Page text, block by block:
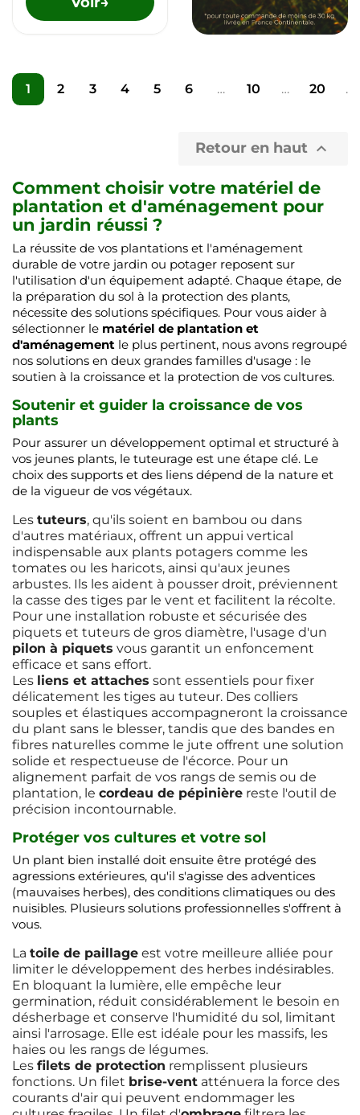
1 2 3 4 5 6 … 10 … 20 …
Retour en haut 
Comment choisir votre matériel de
plantation et d'aménagement pour
un jardin réussi ?
La réussite de vos plantations et l'aménagement
durable de votre jardin ou potager reposent sur
l'utilisation d'un équipement adapté. Chaque étape, de
la préparation du sol à la protection des plants,
nécessite des solutions spécifiques. Pour vous aider à
sélectionner le matériel de plantation et
d'aménagement le plus pertinent, nous avons regroupé
nos solutions en deux grandes familles d'usage : le
soutien à la croissance et la protection de vos cultures.
Soutenir et guider la croissance de vos
plants
Pour assurer un développement optimal et structuré à
vos jeunes plants, le tuteurage est une étape clé. Le
choix des supports et des liens dépend de la nature et
de la vigueur de vos végétaux.
Les tuteurs, qu'ils soient en bambou ou dans
d'autres matériaux, offrent un appui vertical
indispensable aux plants potagers comme les
tomates ou les haricots, ainsi qu'aux jeunes
arbustes. Ils les aident à pousser droit, préviennent
la casse des tiges par le vent et facilitent la récolte.
Pour une installation robuste et sécurisée des
piquets et tuteurs de gros diamètre, l'usage d'un
pilon à piquets vous garantit un enfoncement
efficace et sans effort.
Les liens et attaches sont essentiels pour fixer
délicatement les tiges au tuteur. Des colliers
souples et élastiques accompagneront la croissance
du plant sans le blesser, tandis que des bandes en
fibres naturelles comme le jute offrent une solution
solide et respectueuse de l'écorce. Pour un
alignement parfait de vos rangs de semis ou de
plantation, le cordeau de pépinière reste l'outil de
précision incontournable.
Protéger vos cultures et votre sol
Un plant bien installé doit ensuite être protégé des
agressions extérieures, qu'il s'agisse des adventices
(mauvaises herbes), des conditions climatiques ou des
nuisibles. Plusieurs solutions professionnelles s'offrent à
vous.
La toile de paillage est votre meilleure alliée pour
limiter le développement des herbes indésirables.
En bloquant la lumière, elle empêche leur
germination, réduit considérablement le besoin en
désherbage et conserve l'humidité du sol, limitant
ainsi l'arrosage. Elle est idéale pour les massifs, les
haies ou les rangs de légumes.
Les filets de protection remplissent plusieurs
fonctions. Un filet brise-vent atténuera la force des
courants d'air qui peuvent endommager les